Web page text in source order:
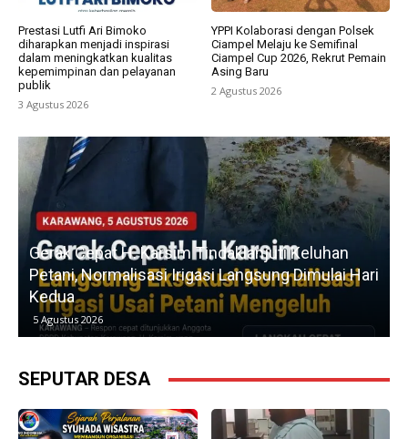
Prestasi Lutfi Ari Bimoko
diharapkan menjadi inspirasi
dalam meningkatkan kualitas
kepemimpinan dan pelayanan
publik
3 Agustus 2026
YPPI Kolaborasi dengan Polsek
Ciampel Melaju ke Semifinal
Ciampel Cup 2026, Rekrut Pemain
Asing Baru
2 Agustus 2026
Gerak Cepat H. Karsim Tindaklanjuti Keluhan
Petani, Normalisasi Irigasi Langsung Dimulai Hari
Kedua
5 Agustus 2026
SEPUTAR DESA